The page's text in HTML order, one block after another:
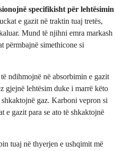
specifikisht për lehtësimin
e gazit në traktin tuaj tretës,
Mund të njihni emra markash
përmbajnë simethicone si
ndihmojnë në absorbimin e gazit
gjejnë lehtësim duke i marrë këto
gaz. Karboni vepron si
e gazit para se ato të shkaktojnë
tuaj në thyerjen e ushqimit më